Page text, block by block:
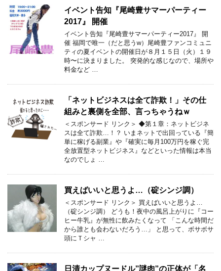
イベント告知『尾崎豊サマーパーティー
2017』 開催
イベント告知『尾崎豊サマーパーティー2017』 開
催 福岡で唯一（だと思うw）尾崎豊ファンコミュニ
ティの夏イベントの開催日が８月１５日（火）１９
時〜に決まりました。 突発的な感じなので、場所や
料金など …
「ネットビジネスは全て詐欺！」その仕
組みと裏側を全部、言っちゃうねｗ
＜スポンサード リンク＞ ◆第１章：ネットビジネ
スは全て詐欺…！？ いまネットで出回っている『簡
単に稼げる副業』や『確実に毎月100万円を稼ぐ完
全放置型ネットビジネス』などといった情報は本当
なのでしょ …
買えばいいと思うよ…（碇シンジ調）
＜スポンサード リンク＞ 買えばいいと思うよ…
（碇シンジ調） どうも！夜中の風呂上がりに『コー
ヒー牛乳』が無性に飲みたくなって 「こんな時間だ
から誰とも会わないだろう…」 と思って、ボサボサ
頭にＴシャ …
日清カップヌードル”謎肉”の正体が「名